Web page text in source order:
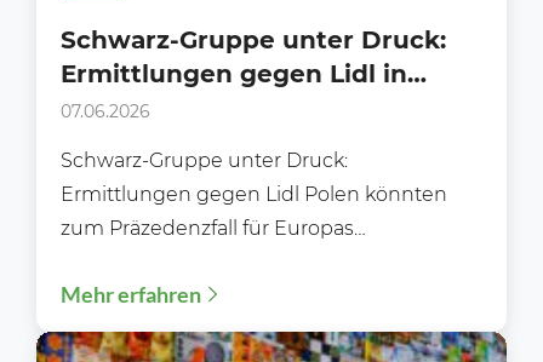
Schwarz-Gruppe unter Druck:
Ermittlungen gegen Lidl in
Polen
07.06.2026
Schwarz-Gruppe unter Druck:
Ermittlungen gegen Lidl Polen könnten
zum Präzedenzfall für Europas
Abwerbeverbote erschüttert einen der
wichtigsten Lidl-Märkte...
Mehr erfahren